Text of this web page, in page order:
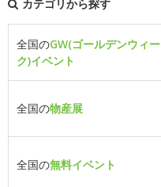
カテゴリから探す
全国のGW(ゴールデンウィー
ク)イベント
全国の物産展
全国の無料イベント